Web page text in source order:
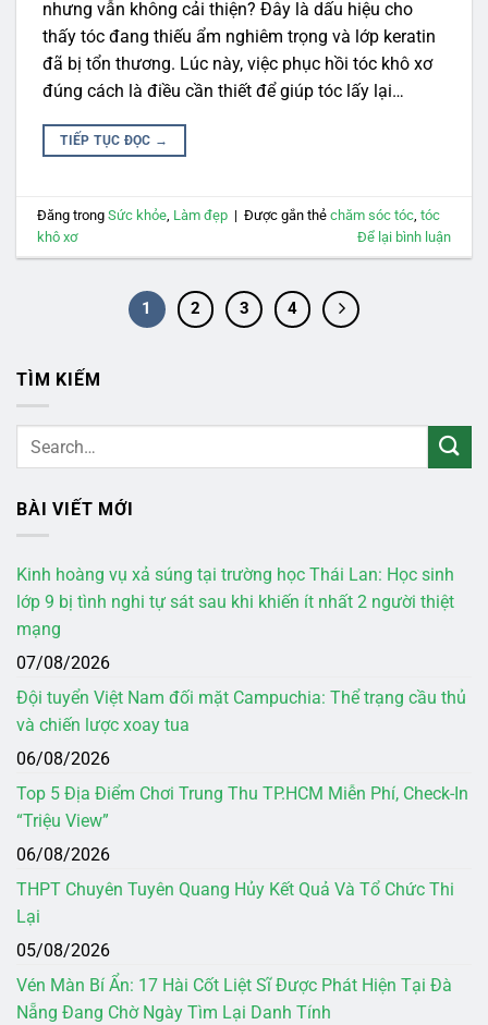
nhưng vẫn không cải thiện? Đây là dấu hiệu cho
thấy tóc đang thiếu ẩm nghiêm trọng và lớp keratin
đã bị tổn thương. Lúc này, việc phục hồi tóc khô xơ
đúng cách là điều cần thiết để giúp tóc lấy lại…
TIẾP TỤC ĐỌC →
Đăng trongSức khỏe Làm đẹp | Được gắn thẻchăm sóc tóc ,tóc
khô xơ
Để lại bình luận
1 2 3 4
TÌM KIẾM
BÀI VIẾT MỚI
Kinh hoàng vụ xả súng tại trường học Thái Lan: Học sinh
lớp 9 bị tình nghi tự sát sau khi khiến ít nhất 2 người thiệt
mạng
07/08/2026
Đội tuyển Việt Nam đối mặt Campuchia: Thể trạng cầu thủ
và chiến lược xoay tua
06/08/2026
Top 5 Địa Điểm Chơi Trung Thu TP.HCM Miễn Phí, Check-In
“Triệu View”
06/08/2026
THPT Chuyên Tuyên Quang Hủy Kết Quả Và Tổ Chức Thi
Lại
05/08/2026
Vén Màn Bí Ẩn: 17 Hài Cốt Liệt Sĩ Được Phát Hiện Tại Đà
Nẵng Đang Chờ Ngày Tìm Lại Danh Tính